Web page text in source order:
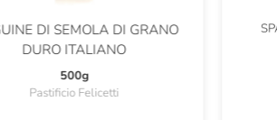
DI SEMOLA DI GRANO
DURO ITALIANO
500g
Pastificio Felicetti